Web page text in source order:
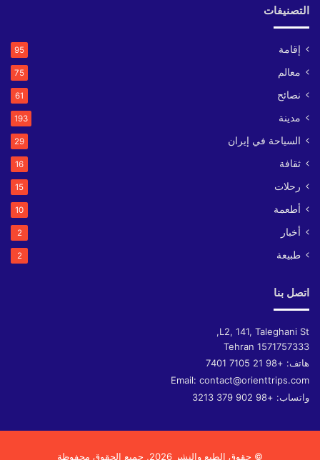
التصنيفات
إقامة 95
معالم 75
نصائح 61
مدينة 193
السياحة في إيران 29
ثقافة 16
رحلات 15
أطعمة 10
أخبار 2
طبيعة 2
اتصل بنا
L2, 141, Taleghani St,
Tehran 1571757333
هاتف: +98 21 7105 7401
Email: contact@orienttrips.com
واتساب: +98 902 379 3213
© حقوق الطبع والنشر 2026, جميع الحقوق محفوظة